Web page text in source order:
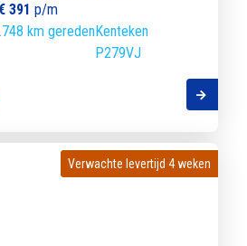
€ 391 p/m
km geredenKenteken
P279VJ
Verwachte levertijd 4 weken
Verwachte levertijd 4 weken